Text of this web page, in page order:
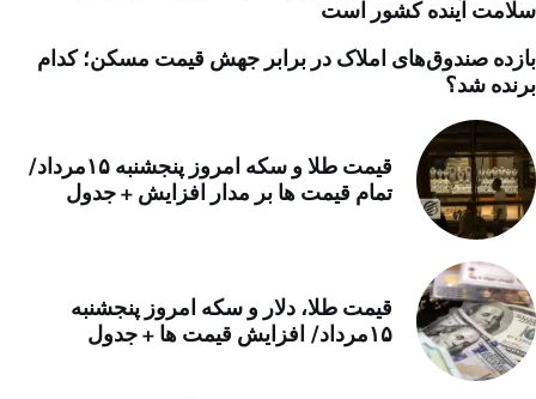
سلامت آینده کشور است
بازده صندوق‌های املاک در برابر جهش قیمت مسکن؛ کدام
برنده شد؟
قیمت طلا و سکه امروز پنجشنبه ۱۵مرداد/
تمام قیمت ها بر مدار افزایش + جدول
قیمت طلا، دلار و سکه امروز پنجشنبه
۱۵مرداد/ افزایش قیمت ها + جدول